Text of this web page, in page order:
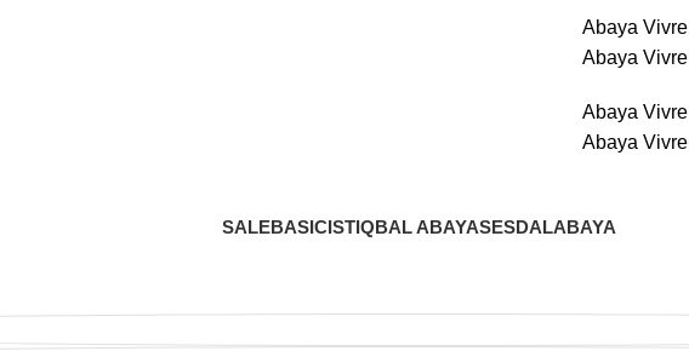
Abaya Vivre
Abaya Vivre
Abaya Vivre
Abaya Vivre
ABAYA
ESDAL
ISTIQBAL ABAYAS
BASIC
SALE